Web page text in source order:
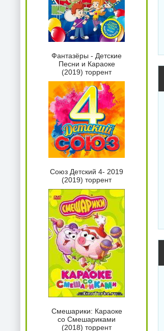
Фантазёры - Детские
Песни и Караоке
(2019) торрент
Союз Детский 4- 2019
(2019) торрент
Смешарики: Караоке
со Смешариками
(2018) торрент